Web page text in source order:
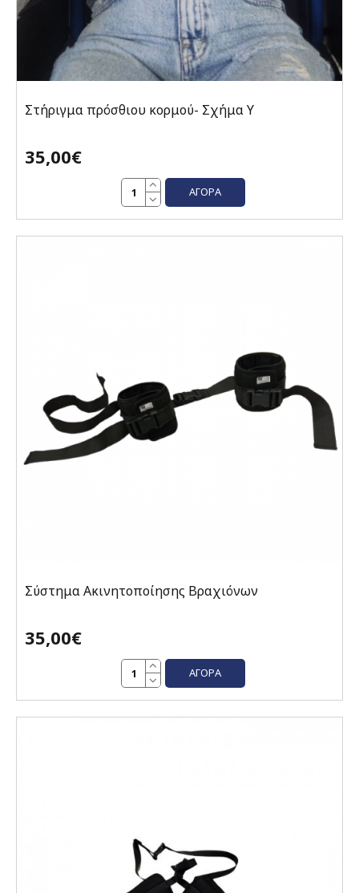
Στήριγμα πρόσθιου κορμού- Σχήμα Υ
35,00€
ΑΓΟΡΆ
Σύστημα Ακινητοποίησης Βραχιόνων
35,00€
ΑΓΟΡΆ